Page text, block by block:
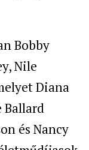
Bobby
Nile
Diana
Ballard
és Nancy